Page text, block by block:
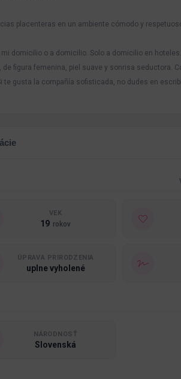
placenteras en un ambiente cómodo y
mi domicilio o a domicilio. Solo a domicilio en hoteles.
de figura femenina, piel suave y sonrisa seductora.
te gusta la compañía sofisticada, no dudes en
VEK
19 rokov
ÚPRAVA PRIRODZENIA
uplne vyholené
NÁRODNOSŤ
Slovenská